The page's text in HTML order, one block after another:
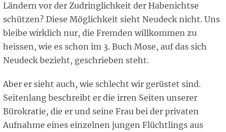
Ländern vor der Zudringlichkeit der Habenichtse
schützen? Diese Möglichkeit sieht Neudeck nicht. Uns
bleibe wirklich nur, die Fremden willkommen zu
heissen, wie es schon im 3. Buch Mose, auf das sich
Neudeck bezieht, geschrieben steht.
Aber er sieht auch, wie schlecht wir gerüstet sind.
Seitenlang beschreibt er die irren Seiten unserer
Bürokratie, die er und seine Frau bei der privaten
Aufnahme eines einzelnen jungen Flüchtlings aus